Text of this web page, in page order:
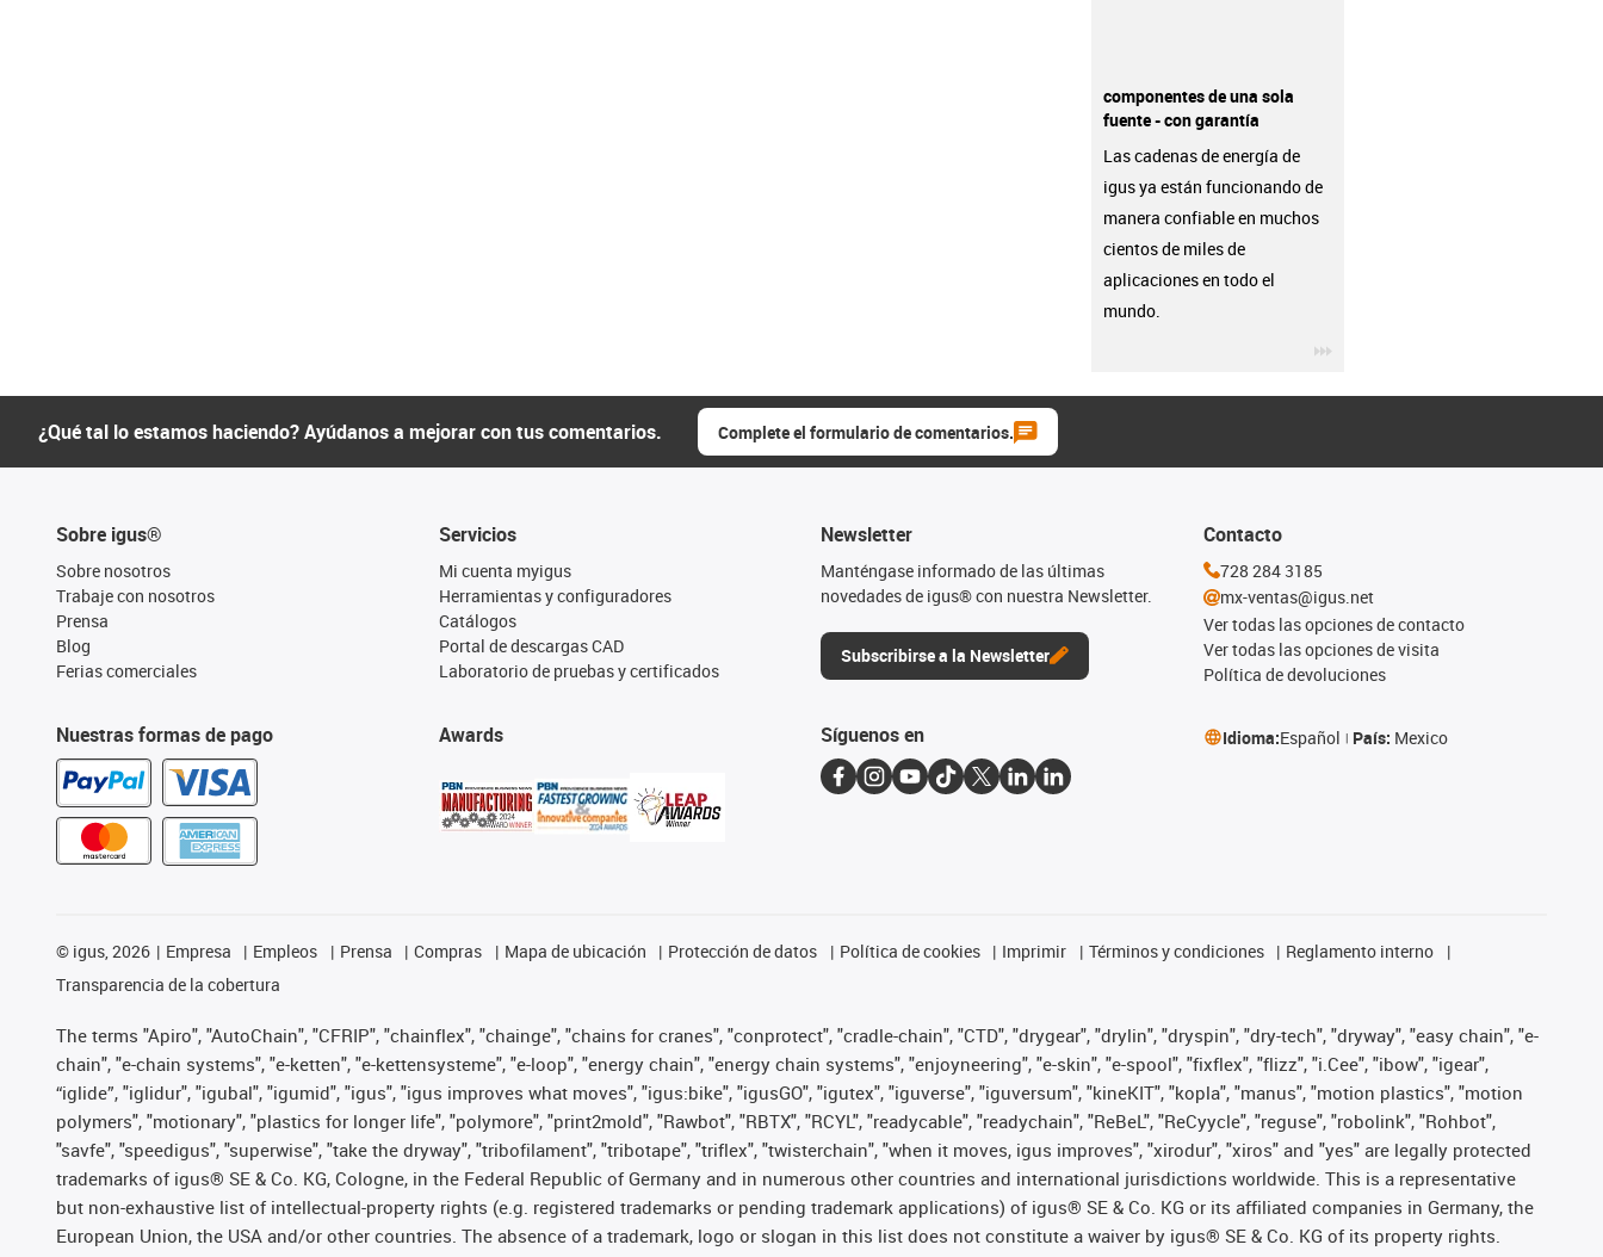
componentes de una sola
fuente - con garantía
Las cadenas de energía de
igus ya están funcionando de
manera confiable en muchos
cientos de miles de
aplicaciones en todo el
mundo.
¿Qué tal lo estamos haciendo? Ayúdanos a mejorar con tus comentarios. Complete el formulario de comentarios.
Sobre igus®
Sobre nosotros
Trabaje con nosotros
Prensa
Blog
Ferias comerciales
Nuestras formas de pago
Servicios
Mi cuenta myigus
Herramientas y configuradores
Catálogos
Portal de descargas CAD
Laboratorio de pruebas y certificados
Awards
Newsletter
Manténgase informado de las últimas
novedades de igus® con nuestra Newsletter.
Subscribirse a la Newsletter
Contacto
728 284 3185
mx-ventas@igus.net
Ver todas las opciones de contacto
Ver todas las opciones de visita
Política de devoluciones
Síguenos en Idioma:Español País: Mexico
© igus, 2026 Empresa Empleos Prensa Compras Mapa de ubicación Protección de datos Política de cookies Imprimir Términos y condiciones
Reglamento interno
Transparencia de la cobertura
The terms "Apiro", "AutoChain", "CFRIP", "chainflex", "chainge", "chains for cranes", "conprotect", "cradle-chain", "CTD", "drygear", "drylin", "dryspin", "dry-tech", "dryway", "easy chain", "e-
chain", "e-chain systems", "e-ketten", "e-kettensysteme", "e-loop", "energy chain", "energy chain systems", "enjoyneering", "e-skin", "e-spool", "fixflex", "flizz", "i.Cee", "ibow", "igear",
“iglide”, "iglidur", "igubal", "igumid", "igus", "igus improves what moves", "igus:bike", "igusGO", "igutex", "iguverse", "iguversum", "kineKIT", "kopla", "manus", "motion plastics", "motion
polymers", "motionary", "plastics for longer life", "polymore", "print2mold", "Rawbot", "RBTX", "RCYL", "readycable", "readychain", "ReBeL", "ReCyycle", "reguse", "robolink", "Rohbot",
"savfe", "speedigus", "superwise", "take the dryway", "tribofilament", "tribotape", "triflex", "twisterchain", "when it moves, igus improves", "xirodur", "xiros" and "yes" are legally protected
trademarks of igus® SE & Co. KG, Cologne, in the Federal Republic of Germany and in numerous other countries and international jurisdictions worldwide. This is a representative
but non-exhaustive list of intellectual-property rights (e.g. registered trademarks or pending trademark applications) of igus® SE & Co. KG or its affiliated companies in Germany, the
European Union, the USA and/or other countries. The absence of a trademark, logo or slogan in this list does not constitute a waiver by igus® SE & Co. KG of its property rights.